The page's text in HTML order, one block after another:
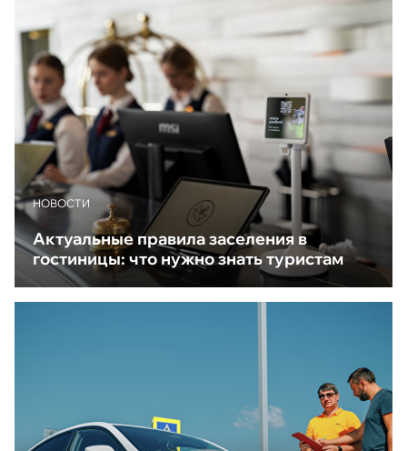
НОВОСТИ
Актуальные правила заселения в
гостиницы: что нужно знать туристам